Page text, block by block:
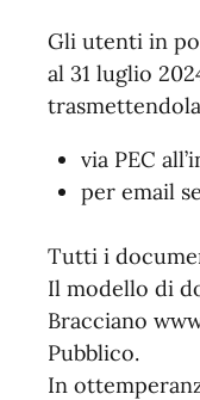
Gli utenti in
al 31 luglio
via PEC
per email
Tutti i
Il modello di
Bracciano
Pubblico.
In